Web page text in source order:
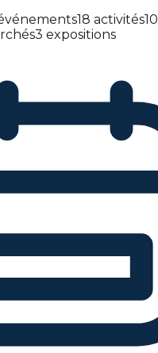
18 activités10
3 expositions